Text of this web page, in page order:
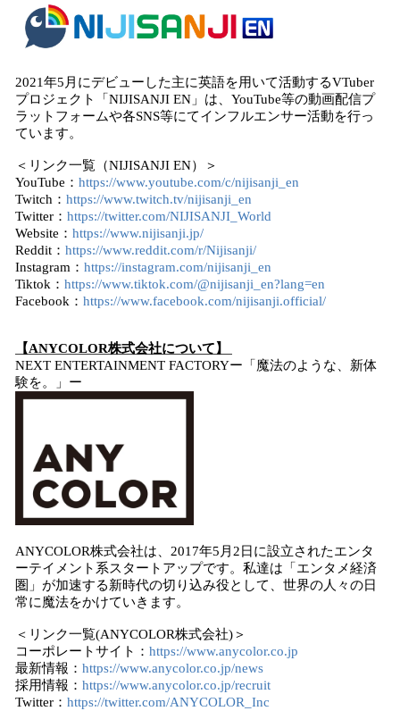
2021年5月にデビューした主に英語を用いて活動するVTuber
プロジェクト「NIJISANJI EN」は、YouTube等の動画配信プ
ラットフォームや各SNS等にてインフルエンサー活動を行っ
ています。
＜リンク一覧（NIJISANJI EN）＞
YouTube： https://www.youtube.com/c/nijisanji_en
Twitch： https://www.twitch.tv/nijisanji_en
Twitter： https://twitter.com/NIJISANJI_World
Website： https://www.nijisanji.jp/
Reddit： https://www.reddit.com/r/Nijisanji/
Instagram： https://instagram.com/nijisanji_en
Tiktok： https://www.tiktok.com/@nijisanji_en?lang=en
Facebook： https://www.facebook.com/nijisanji.official/
【ANYCOLOR株式会社について】
NEXT ENTERTAINMENT FACTORYー「魔法のような、新体
験を。」ー
ANYCOLOR株式会社は、2017年5月2日に設立されたエンタ
ーテイメント系スタートアップです。私達は「エンタメ経済
圏」が加速する新時代の切り込み役として、世界の人々の日
常に魔法をかけていきます。
＜リンク一覧(ANYCOLOR株式会社)＞
コーポレートサイト： https://www.anycolor.co.jp
最新情報： https://www.anycolor.co.jp/news
採用情報： https://www.anycolor.co.jp/recruit
Twitter： https://twitter.com/ANYCOLOR_Inc